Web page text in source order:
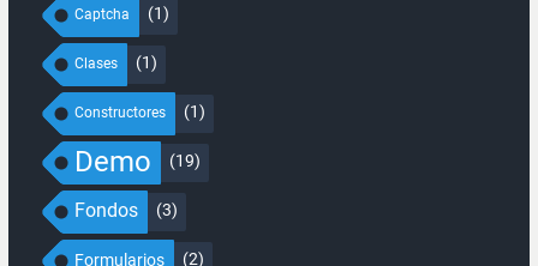
Captcha (1)
Clases (1)
Constructores (1)
Demo (19)
Fondos (3)
Formularios (2)